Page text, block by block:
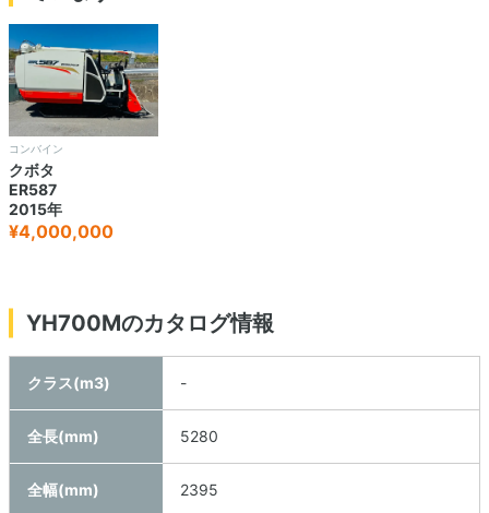
コンバイン
クボタ
ER587
2015年
¥4,000,000
YH700Mのカタログ情報
クラス(m3) -
全長(mm) 5280
全幅(mm) 2395